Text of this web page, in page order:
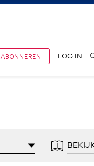
ABONNEREN LOG IN